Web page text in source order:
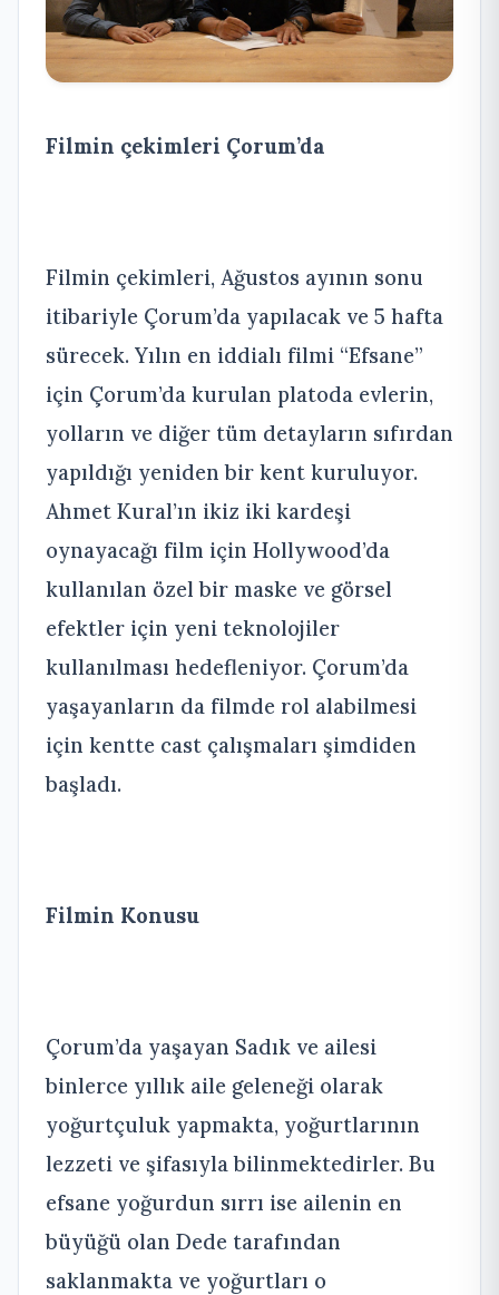
Filmin çekimleri Çorum’da
Filmin çekimleri, Ağustos ayının sonu
itibariyle Çorum’da yapılacak ve 5 hafta
sürecek. Yılın en iddialı filmi “Efsane”
için Çorum’da kurulan platoda evlerin,
yolların ve diğer tüm detayların sıfırdan
yapıldığı yeniden bir kent kuruluyor.
Ahmet Kural’ın ikiz iki kardeşi
oynayacağı film için Hollywood’da
kullanılan özel bir maske ve görsel
efektler için yeni teknolojiler
kullanılması hedefleniyor. Çorum’da
yaşayanların da filmde rol alabilmesi
için kentte cast çalışmaları şimdiden
başladı.
Filmin Konusu
Çorum’da yaşayan Sadık ve ailesi
binlerce yıllık aile geleneği olarak
yoğurtçuluk yapmakta, yoğurtlarının
lezzeti ve şifasıyla bilinmektedirler. Bu
efsane yoğurdun sırrı ise ailenin en
büyüğü olan Dede tarafından
saklanmakta ve yoğurtları o